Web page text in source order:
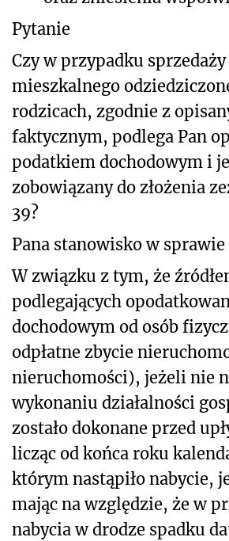
Pytanie
Czy w przypadku
mieszkalnego
rodzicach, zgodnie z
faktycznym, podlega Pan
podatkiem dochodowym i
zobowiązany do złożenia
39?
Pana stanowisko w sprawie
W związku z tym, że
podlegających
dochodowym od osób
odpłatne zbycie
nieruchomości), jeżeli nie
wykonaniu działalności
zostało dokonane przed
licząc od końca roku
którym nastąpiło nabycie,
mając na względzie, że w
nabycia w drodze spadku